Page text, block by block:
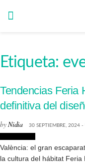
Etiqueta:
Tendencias Feria
definitiva del
byNidia 30 SEPTIEMBRE, 2024
València: el gran
la cultura del hábitat Feria